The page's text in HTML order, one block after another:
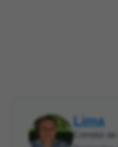
Lima
Corretor de